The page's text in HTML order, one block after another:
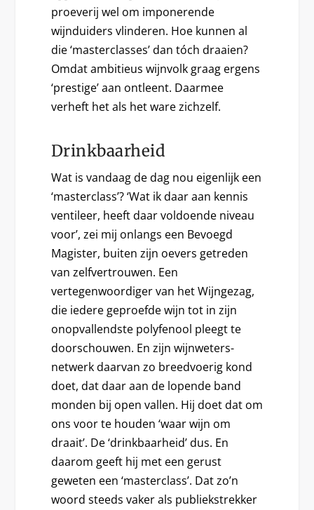
proeverij wel om imponerende
wijnduiders vlinderen. Hoe kunnen al
die ‘masterclasses’ dan tóch draaien?
Omdat ambitieus wijnvolk graag ergens
‘prestige’ aan ontleent. Daarmee
verheft het als het ware zichzelf.
Drinkbaarheid
Wat is vandaag de dag nou eigenlijk een
‘masterclass’? ‘Wat ik daar aan kennis
ventileer, heeft daar voldoende niveau
voor’, zei mij onlangs een Bevoegd
Magister, buiten zijn oevers getreden
van zelfvertrouwen. Een
vertegenwoordiger van het Wijngezag,
die iedere geproefde wijn tot in zijn
onopvallendste polyfenool pleegt te
doorschouwen. En zijn wijnweters-
netwerk daarvan zo breedvoerig kond
doet, dat daar aan de lopende band
monden bij open vallen. Hij doet dat om
ons voor te houden ‘waar wijn om
draait’. De ‘drinkbaarheid’ dus. En
daarom geeft hij met een gerust
geweten een ‘masterclass’. Dat zo’n
woord steeds vaker als publiekstrekker